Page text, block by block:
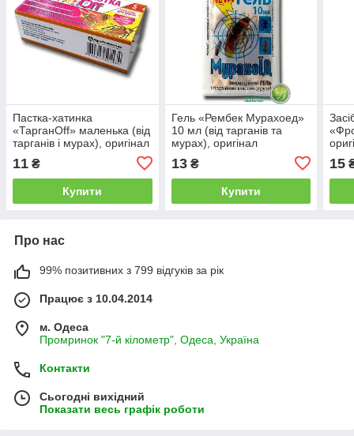
Пастка-хатинка
«ТарганOff» маленька (від
тарганів і мурах), оригінал
11 ₴
Купити
Гель «Рембек Мурахоед»
10 мл (від тарганів та
мурах), оригінал
13₴
Купити
15
Про нас
99% позитивних з 799 відгуків за рік
Працює з 10.04.2014
м. Одеса
Промринок "7-й кілометр", Одеса, Україна
Контакти
Сьогодні вихідний
Показати весь графік роботи